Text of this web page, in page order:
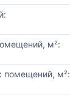
м²:
м²: